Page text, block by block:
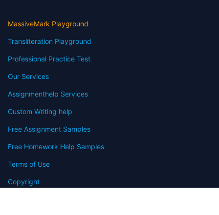
MassiveMark Playground
Transliteration Playground
Professional Practice Test
Our Services
Assignmenthelp Services
Custom Writing help
Free Assignment Samples
Free Homework Help Samples
Terms of Use
Copyright